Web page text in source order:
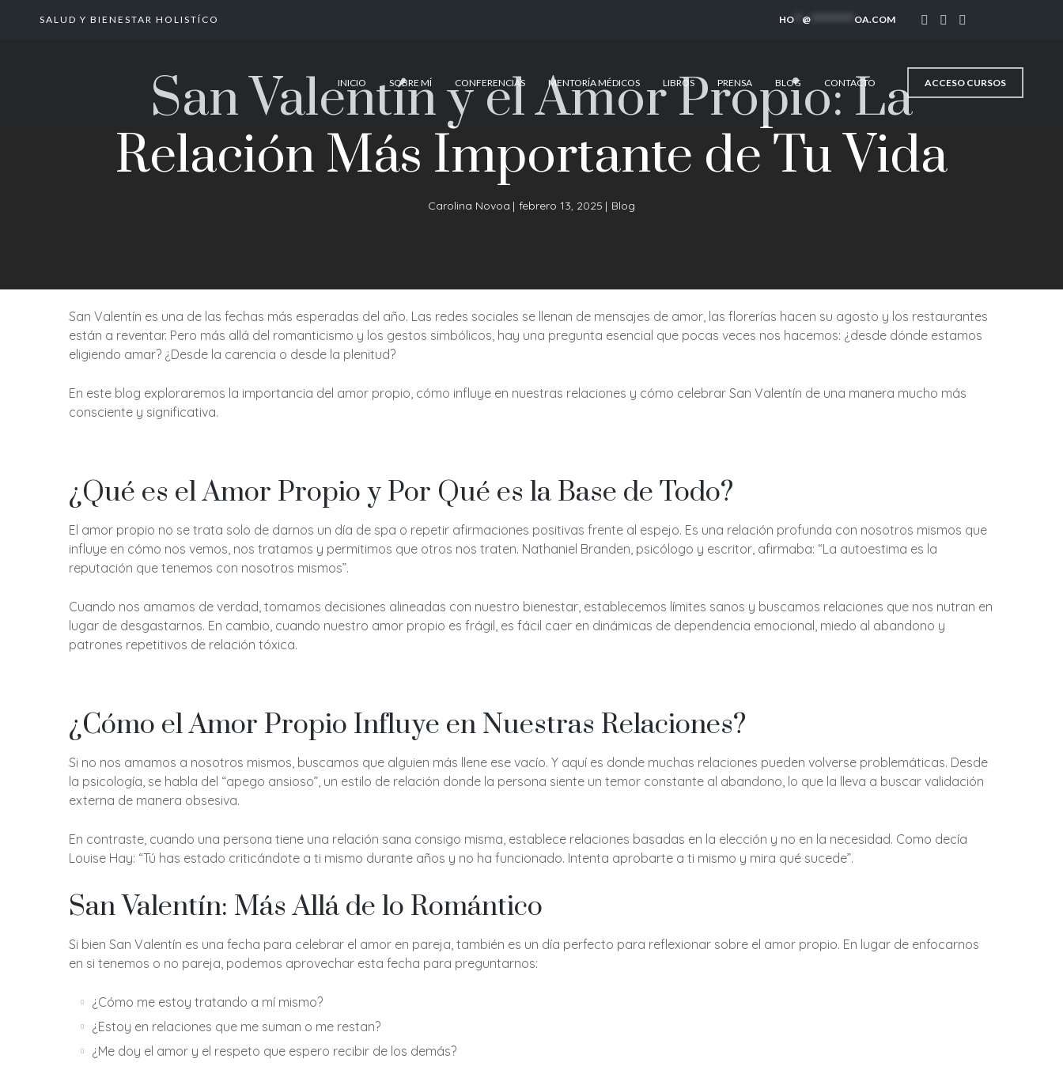
SALUD Y BIENESTAR HOLISTÍCO HO @ OA.COM
INICIO SOBRE MÍ CONFERENCIAS MENTORÍA MÉDICOS LIBROS PRENSA BLOG CONTACTO ACCESO CURSOS
San Valentín y el Amor Propio: La
Relación Más Importante de Tu Vida
Carolina Novoa febrero 13, 2025 Blog
San Valentín es una de las fechas más esperadas del año. Las redes sociales se llenan de mensajes de amor, las florerías hacen su agosto y los restaurantes
están a reventar. Pero más allá del romanticismo y los gestos simbólicos, hay una pregunta esencial que pocas veces nos hacemos: ¿desde dónde estamos
eligiendo amar? ¿Desde la carencia o desde la plenitud?
En este blog exploraremos la importancia del amor propio, cómo influye en nuestras relaciones y cómo celebrar San Valentín de una manera mucho más
consciente y significativa.
¿Qué es el Amor Propio y Por Qué es la Base de Todo?
El amor propio no se trata solo de darnos un día de spa o repetir afirmaciones positivas frente al espejo. Es una relación profunda con nosotros mismos que
influye en cómo nos vemos, nos tratamos y permitimos que otros nos traten. Nathaniel Branden, psicólogo y escritor, afirmaba: “La autoestima es la
reputación que tenemos con nosotros mismos”.
Cuando nos amamos de verdad, tomamos decisiones alineadas con nuestro bienestar, establecemos límites sanos y buscamos relaciones que nos nutran en
lugar de desgastarnos. En cambio, cuando nuestro amor propio es frágil, es fácil caer en dinámicas de dependencia emocional, miedo al abandono y
patrones repetitivos de relación tóxica.
¿Cómo el Amor Propio Influye en Nuestras Relaciones?
Si no nos amamos a nosotros mismos, buscamos que alguien más llene ese vacío. Y aquí es donde muchas relaciones pueden volverse problemáticas. Desde
la psicología, se habla del “apego ansioso”, un estilo de relación donde la persona siente un temor constante al abandono, lo que la lleva a buscar validación
externa de manera obsesiva.
En contraste, cuando una persona tiene una relación sana consigo misma, establece relaciones basadas en la elección y no en la necesidad. Como decía
Louise Hay: “Tú has estado criticándote a ti mismo durante años y no ha funcionado. Intenta aprobarte a ti mismo y mira qué sucede”.
San Valentín: Más Allá de lo Romántico
Si bien San Valentín es una fecha para celebrar el amor en pareja, también es un día perfecto para reflexionar sobre el amor propio. En lugar de enfocarnos
en si tenemos o no pareja, podemos aprovechar esta fecha para preguntarnos:
¿Cómo me estoy tratando a mí mismo?
¿Estoy en relaciones que me suman o me restan?
¿Me doy el amor y el respeto que espero recibir de los demás?